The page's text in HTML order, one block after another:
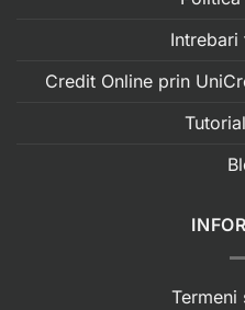
Intrebari
Credit Online prin
Termeni